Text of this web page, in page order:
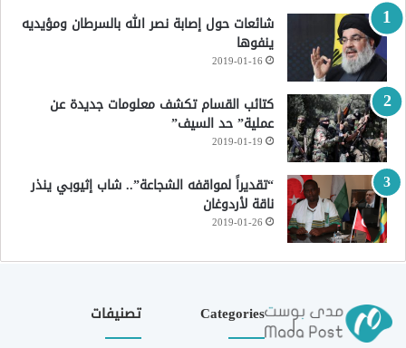
شائعات حول إصابة نصر الله بالسرطان ومؤيديه
ينفوها
2019-01-16
كتائب القسام تكشف معلومات جديدة عن
عملية” حد السيف”
2019-01-19
“تقديراً لمواقفه الشجاعة”.. شاب إثيوبي ينذر
ناقة لأردوغان
2019-01-26
Categories تصنيفات